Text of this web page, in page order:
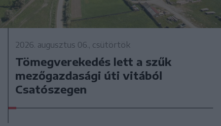
2026. augusztus 06., csütörtök
Tömegverekedés lett a szűk
mezőgazdasági úti vitából
Csatószegen